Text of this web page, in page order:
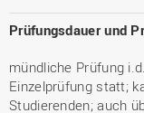
Prüfungsdauer und
mündliche Prüfung
Einzelprüfung statt;
Studierenden; auch